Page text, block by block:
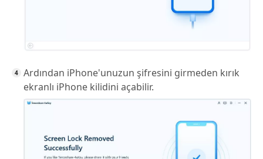
Ardından iPhone'unuzun şifresini girmeden kırık
ekranlı iPhone kilidini açabilir.